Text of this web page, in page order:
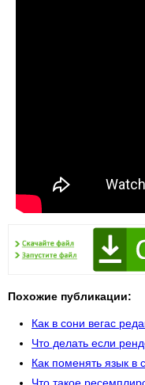
Похожие публикации:
Как в сони вегас
Что делать если
Как поменять язык в
Что такое